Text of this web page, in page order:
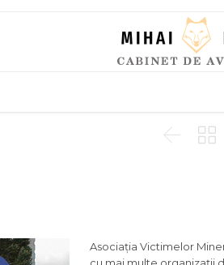
 
Asociația Victimelor